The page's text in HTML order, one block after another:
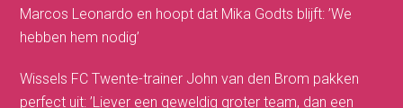
Marcos Leonardo en hoopt dat Mika Godts blijft: ’We
hebben hem nodig’
Wissels FC Twente-trainer John van den Brom pakken
perfect uit: ’Liever een geweldig groter team, dan een